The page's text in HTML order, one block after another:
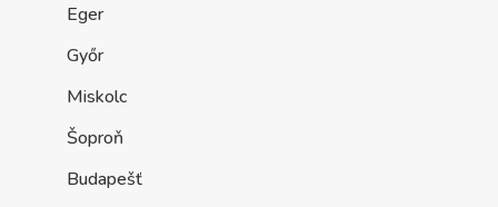
Eger
Győr
Miskolc
Šoproň
Budapešť